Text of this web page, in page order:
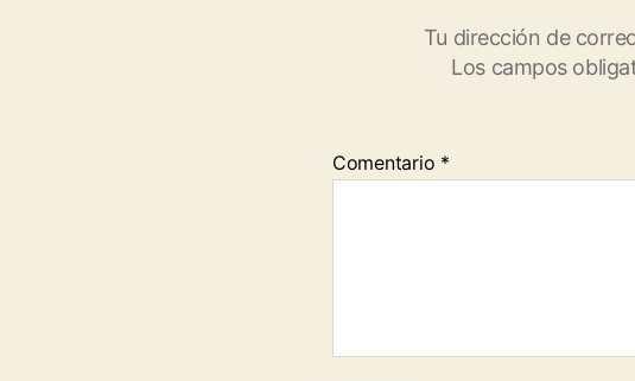
Tu dirección de
Los campos
Comentario *